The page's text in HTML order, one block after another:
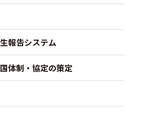
報告システム
体制・協定の策定